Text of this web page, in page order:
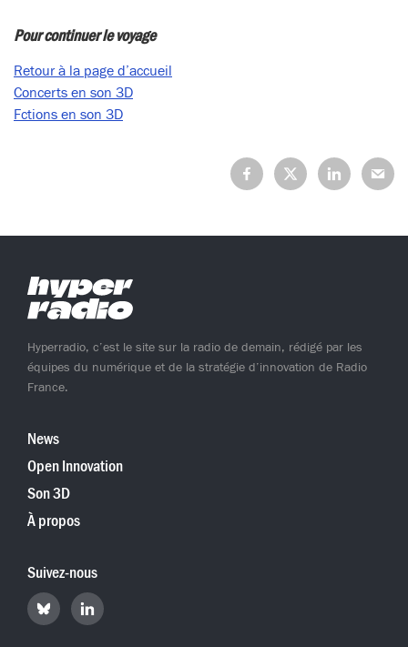
Pour continuer le voyage
Retour à la page d’accueil
Concerts en son 3D
Fctions en son 3D
Partagez
sur
Partagez
sur
(Twitter)
Partagez
sur
sur
Hyperradio, c’est le site sur la radio de demain, rédigé par les
équipes du numérique et de la stratégie d’innovation de Radio
France.
News
Open Innovation
Son 3D
À propos
Suivez-nous
Retrouvez
Hyperradio
Retrouvez
Hyperradio